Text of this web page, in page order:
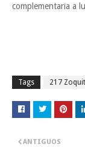
complementaria a
Tags 217
ANTIGUOS